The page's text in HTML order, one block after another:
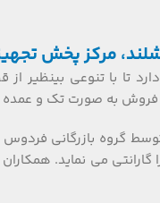
مرکز پخش
تا با تنوعی بینظیر
به صورت تک و عمده
توسط گروه بازرگانی